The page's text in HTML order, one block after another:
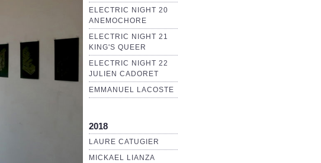
ELECTRIC NIGHT 20
ANEMOCHORE
ELECTRIC NIGHT 21
KING'S QUEER
ELECTRIC NIGHT 22
JULIEN CADORET
EMMANUEL LACOSTE
2018
LAURE CATUGIER
MICKAEL LIANZA